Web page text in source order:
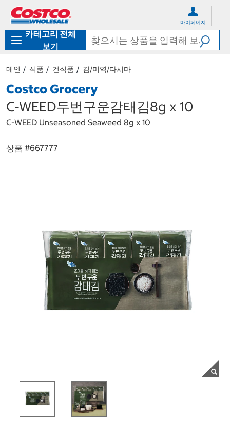
로
기
가
마이페이지
카테고리 전체
보기
메인 식품 건식품 김/미역/다시마
Costco Grocery
C-WEED두번구운감태김8g x 10
C-WEED Unseasoned Seaweed 8g x 10
상품 #667777